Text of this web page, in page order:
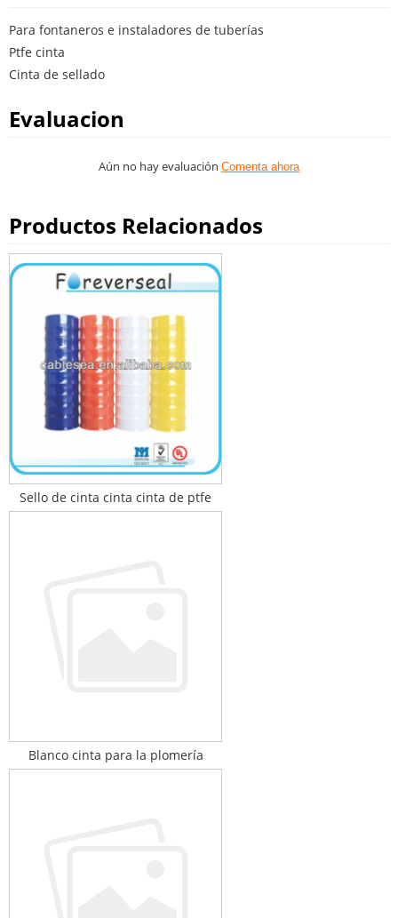
Para fontaneros e instaladores de tuberías
Ptfe cinta
Cinta de sellado
Evaluacion
Aún no hay evaluación Comenta ahora
Productos Relacionados
Sello de cinta cinta cinta de ptfe
Blanco cinta para la plomería